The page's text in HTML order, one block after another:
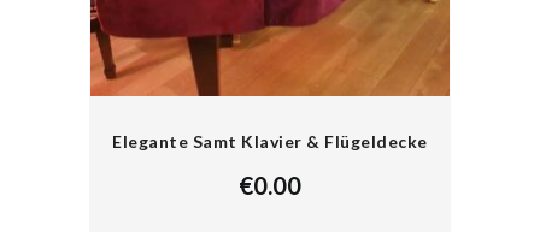
Elegante Samt Klavier & Flügeldecke
€0.00